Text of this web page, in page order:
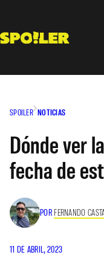
contenido
SPOILER NOTICIAS
Dónde ver
fecha de
POR FERNANDO
11 DE ABRIL, 2023